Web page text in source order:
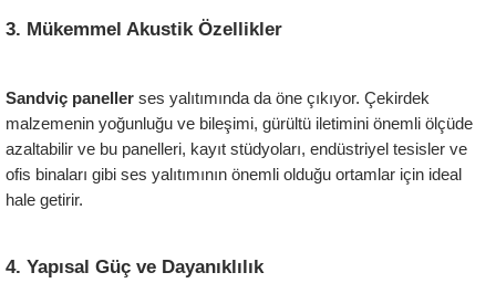
3. Mükemmel Akustik Özellikler
Sandviç paneller ses yalıtımında da öne çıkıyor. Çekirdek
malzemenin yoğunluğu ve bileşimi, gürültü iletimini önemli ölçüde
azaltabilir ve bu panelleri, kayıt stüdyoları, endüstriyel tesisler ve
ofis binaları gibi ses yalıtımının önemli olduğu ortamlar için ideal
hale getirir.
4. Yapısal Güç ve Dayanıklılık